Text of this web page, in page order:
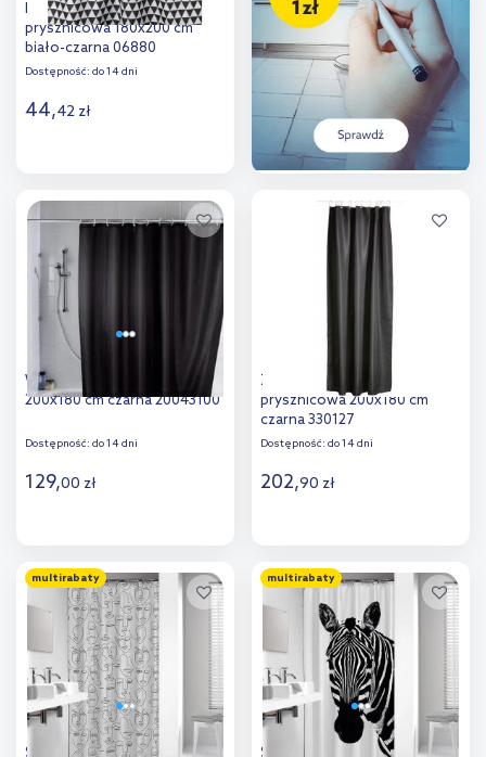
BISK Plain zasłona
prysznicowa 180x200 cm
biało-czarna 06880
Dostępność: do 14 dni
44,42 zł
Dodaj do
porównania
Wenko zasłona prysznicowa
200x180 cm czarna 20043100
Dostępność: do 14 dni
129,00 zł
Dodaj do
porównania
Zone Denmark Lux zasłona
prysznicowa 200x180 cm
czarna 330127
Dostępność: do 14 dni
202,90 zł
Dodaj do
porównania
multirabaty
Sealskin Mind zasłona
multirabaty
Sealskin Zebra zasłona